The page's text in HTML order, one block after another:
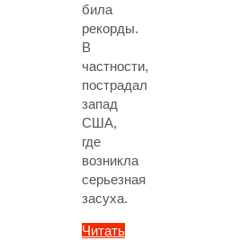
била
рекорды.
В
частности,
пострадал
запад
США,
где
возникла
серьезная
засуха.
Читать